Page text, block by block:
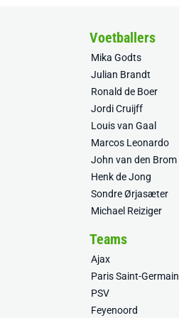
Voetballers
Mika Godts
Julian Brandt
Ronald de Boer
Jordi Cruijff
Louis van Gaal
Marcos Leonardo
John van den Brom
Henk de Jong
Sondre Ørjasæter
Michael Reiziger
Teams
Ajax
Paris Saint-Germain
PSV
Feyenoord